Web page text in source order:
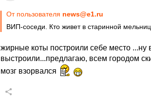
От пользователя news@e1.ru
ВИП-соседи. Кто живет в старинной
жирные коты построили себе место
выстроили...предлагаю, всем городом
мозг взорвался